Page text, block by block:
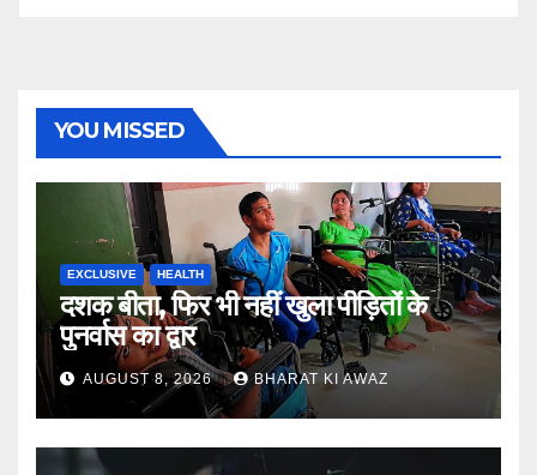
YOU MISSED
EXCLUSIVE HEALTH
दशक बीता, फिर भी नहीं खुला पीड़ितों के
पुनर्वास का द्वार
AUGUST 8, 2026 BHARAT KI AWAZ